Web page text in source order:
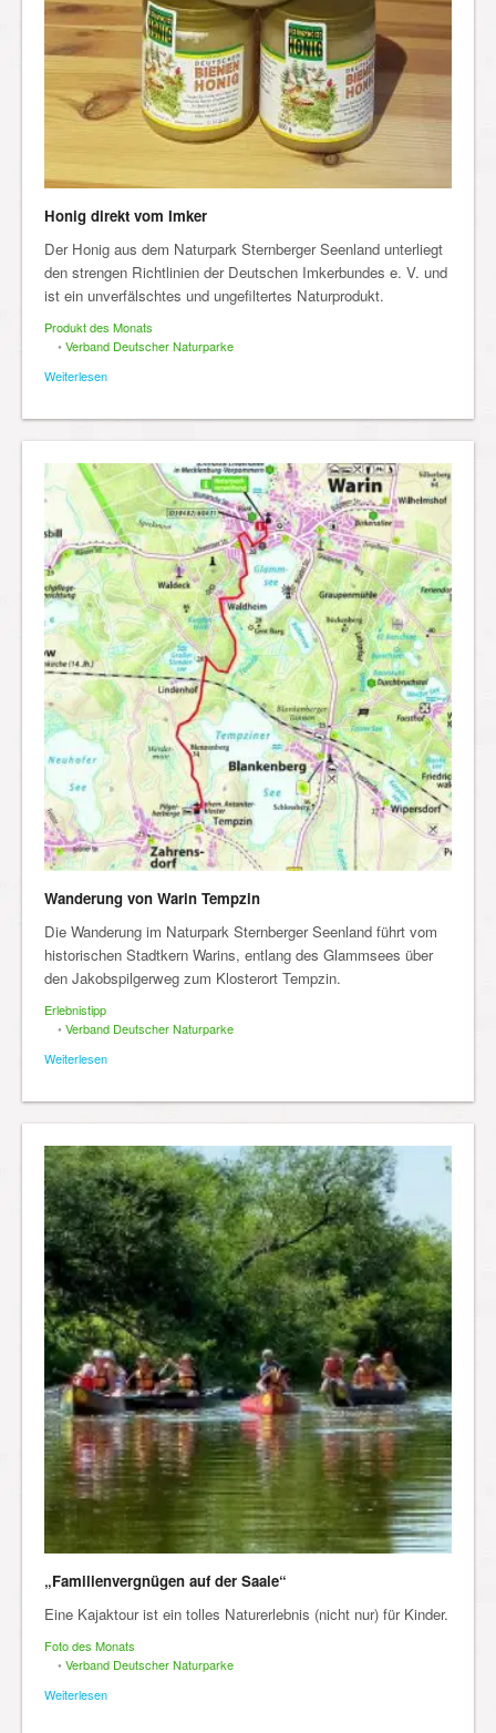
Honig direkt vom Imker
Der Honig aus dem Naturpark Sternberger Seenland unterliegt
den strengen Richtlinien der Deutschen Imkerbundes e. V. und
ist ein unverfälschtes und ungefiltertes Naturprodukt.
Produkt des Monats
• Verband Deutscher Naturparke
Weiterlesen
Wanderung von Warin Tempzin
Die Wanderung im Naturpark Sternberger Seenland führt vom
historischen Stadtkern Warins, entlang des Glammsees über
den Jakobspilgerweg zum Klosterort Tempzin.
Erlebnistipp
• Verband Deutscher Naturparke
Weiterlesen
„Familienvergnügen auf der Saale“
Eine Kajaktour ist ein tolles Naturerlebnis (nicht nur) für Kinder.
Foto des Monats
• Verband Deutscher Naturparke
Weiterlesen